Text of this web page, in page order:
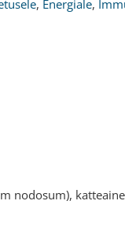
, Energiale,
nodosum),